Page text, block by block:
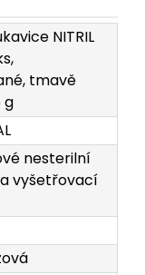
NITRIL
tmavě
g
nesterilní
vyšetřovací